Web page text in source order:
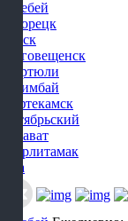
Белебей
Белорецк
Бирск
Благовещенск
Дюртюли
Ишимбай
Нефтекамск
Октябрьский
Салават
Стерлитамак
Уфа